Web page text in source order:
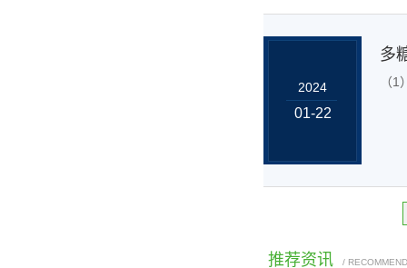
2024
01-22
多
（
推荐资讯 /